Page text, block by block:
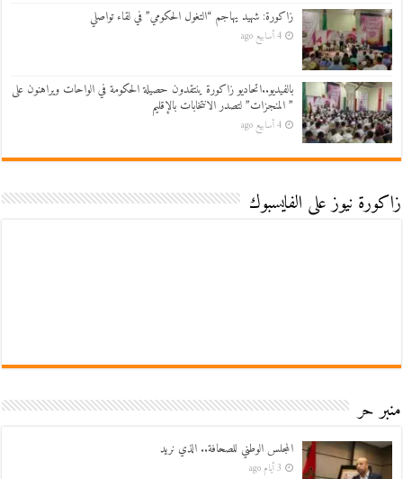
زاكورة: شهيد يهاجم “التغول الحكومي” في لقاء تواصلي
4 أسابيع ago
بالفيديو..اتحاديو زاكورة ينتقدون حصيلة الحكومة في الواحات ويراهنون على
” المنجزات” لتصدر الانتخابات بالإقليم
4 أسابيع ago
زاكورة نيوز على الفايسبوك
منبر حر
المجلس الوطني للصحافة.. الذي نريد
3 أيام ago